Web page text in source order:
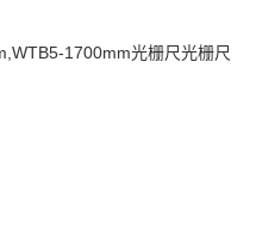
1700mm光栅尺光栅尺